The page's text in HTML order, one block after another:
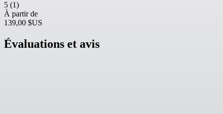
5 (1)
À partir de
139,00 $US
Évaluations et avis